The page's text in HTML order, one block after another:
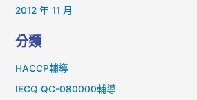
2012 年 11 月
分類
HACCP輔導
IECQ QC-080000輔導